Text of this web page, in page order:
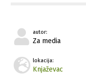
autor:
Za media
lokacija:
Knjaževac